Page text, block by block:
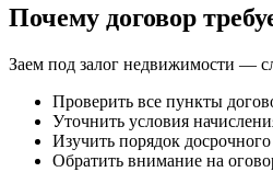
Почему договор
Заем под залог недвижимости —
Проверить все пункты
Уточнить условия
Изучить порядок
Обратить внимание на